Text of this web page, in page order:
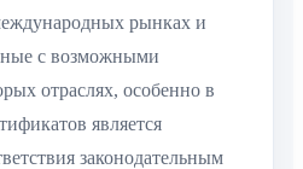
рынках и
с возможными
отраслях, особенно в
является
законодательным